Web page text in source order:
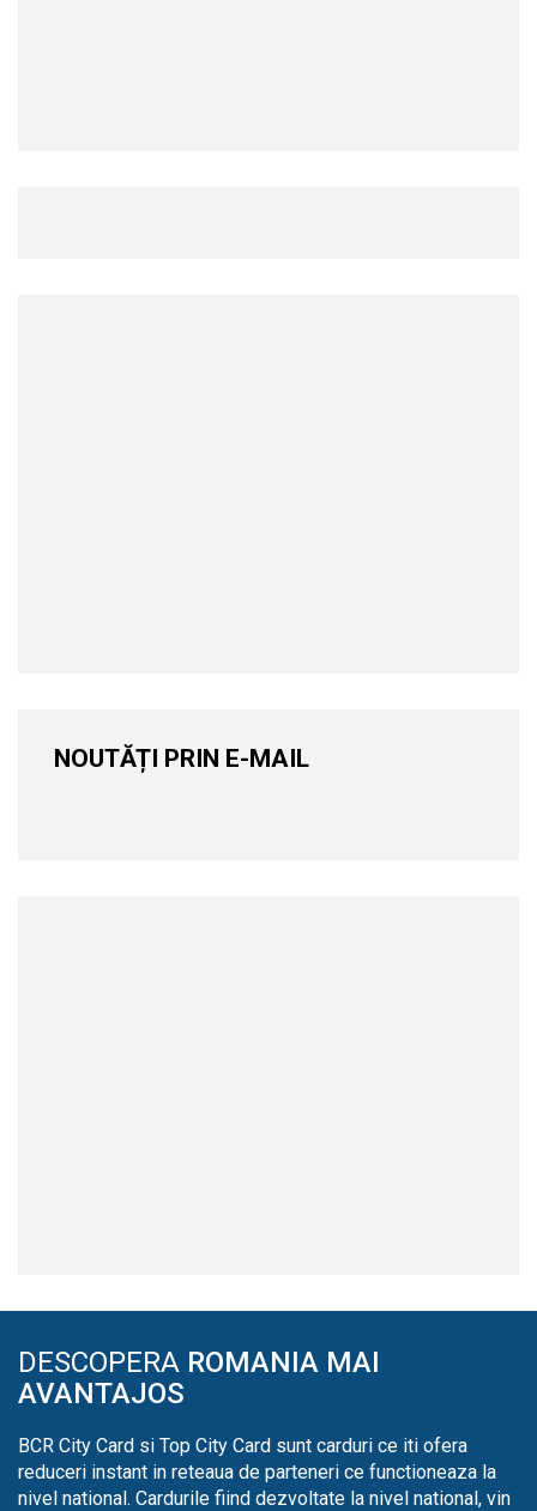
NOUTĂȚI PRIN E-MAIL
DESCOPERA ROMANIA MAI
AVANTAJOS
BCR City Card si Top City Card sunt carduri ce iti ofera
reduceri instant in reteaua de parteneri ce functioneaza la
nivel national. Cardurile fiind dezvoltate la nivel national, vin